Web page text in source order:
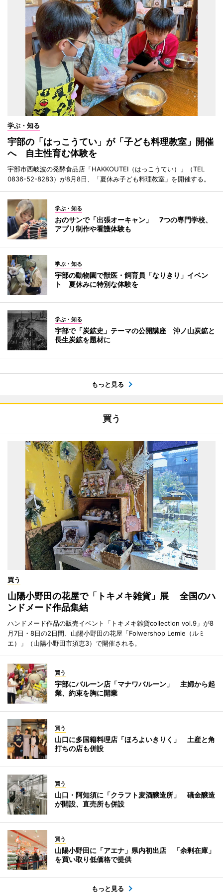
学ぶ・知る
宇部の「はっこうてい」が「子ども料理教室」開催
へ 自主性育む体験を
宇部市西岐波の発酵食品店「HAKKOUTEI（はっこうてい）」（TEL
0836-52-8283）が8月8日、「夏休み子ども料理教室」を開催する。
学ぶ・知る
おのサンで「出張オーキャン」 7つの専門学校、
アプリ制作や看護体験も
学ぶ・知る
宇部の動物園で獣医・飼育員「なりきり」イベン
ト 夏休みに特別な体験を
学ぶ・知る
宇部で「炭鉱史」テーマの公開講座 沖ノ山炭鉱と
長生炭鉱を題材に
もっと見る
買う
買う
山陽小野田の花屋で「トキメキ雑貨」展 全国のハ
ンドメード作品集結
ハンドメード作品の販売イベント「トキメキ雑貨collection vol.9」が8
月7日・8日の2日間、山陽小野田の花屋「Folwershop Lemie（ルミ
エ）」（山陽小野田市須恵3）で開催される。
買う
宇部にバルーン店「マナワバルーン」 主婦から起
業、約束を胸に開業
買う
山口に多国籍料理店「ほろよいきりく」 土産と角
打ちの店も併設
買う
山口・阿知須に「クラフト麦酒醸造所」 礒金醸造
が開設、直売所も併設
買う
山陽小野田に「アエナ」県内初出店 「余剰在庫」
を買い取り低価格で提供
もっと見る